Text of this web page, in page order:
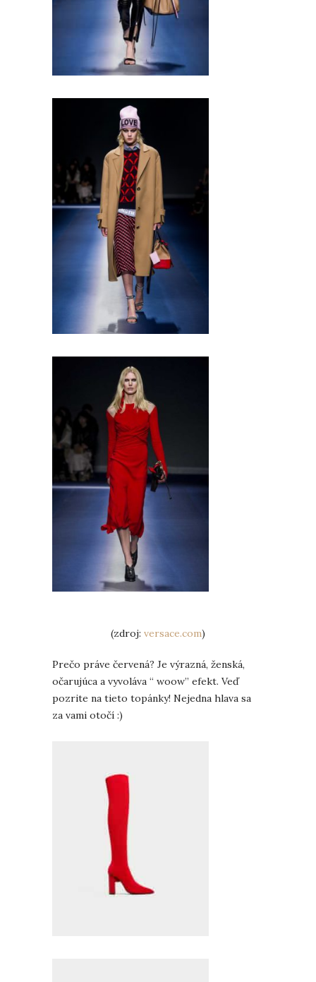
(zdroj: versace.com)
Prečo práve červená? Je výrazná, ženská,
očarujúca a vyvoláva “ woow” efekt. Veď
pozrite na tieto topánky! Nejedna hlava sa
za vami otočí :)